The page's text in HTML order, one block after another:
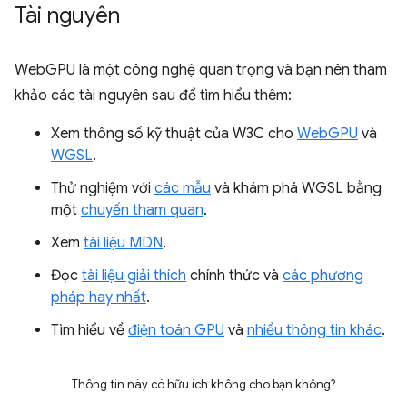
Tài nguyên
WebGPU là một công nghệ quan trọng và bạn nên tham
khảo các tài nguyên sau để tìm hiểu thêm:
Xem thông số kỹ thuật của W3C cho WebGPU và
WGSL.
Thử nghiệm với các mẫu và khám phá WGSL bằng
một chuyến tham quan.
Xem tài liệu MDN.
Đọc tài liệu giải thích chính thức và các phương
pháp hay nhất.
Tìm hiểu về điện toán GPU và nhiều thông tin khác.
Thông tin này có hữu ích không cho bạn không?